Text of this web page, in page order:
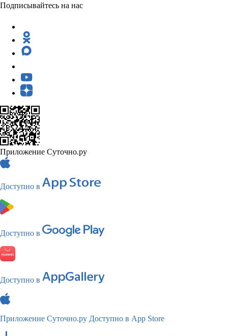
Подписывайтесь на нас
Приложение Суточно.ру
Доступно в
Доступно в
Доступно в
Приложение Суточно.ру Доступно в App Store